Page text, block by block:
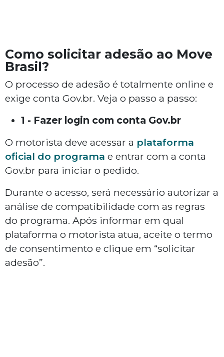
Como solicitar adesão ao Move
Brasil?
O processo de adesão é totalmente online e
exige conta Gov.br. Veja o passo a passo:
1 - Fazer login com conta Gov.br
O motorista deve acessar a plataforma
oficial do programa e entrar com a conta
Gov.br para iniciar o pedido.
Durante o acesso, será necessário autorizar a
análise de compatibilidade com as regras
do programa. Após informar em qual
plataforma o motorista atua, aceite o termo
de consentimento e clique em “solicitar
adesão”.